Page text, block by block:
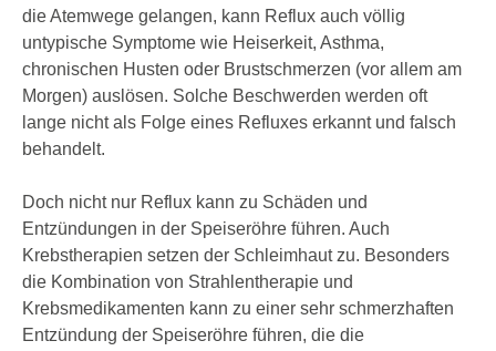
die Atemwege gelangen, kann Reflux auch völlig
untypische Symptome wie Heiserkeit, Asthma,
chronischen Husten oder Brustschmerzen (vor allem am
Morgen) auslösen. Solche Beschwerden werden oft
lange nicht als Folge eines Refluxes erkannt und falsch
behandelt.
Doch nicht nur Reflux kann zu Schäden und
Entzündungen in der Speiseröhre führen. Auch
Krebstherapien setzen der Schleimhaut zu. Besonders
die Kombination von Strahlentherapie und
Krebsmedikamenten kann zu einer sehr schmerzhaften
Entzündung der Speiseröhre führen, die die